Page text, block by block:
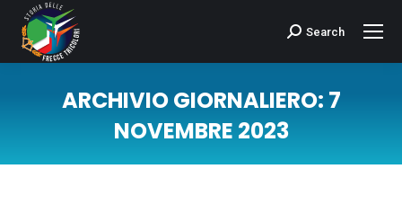
Cerca:Search
ARCHIVIO GIORNALIERO: 7
NOVEMBRE 2023